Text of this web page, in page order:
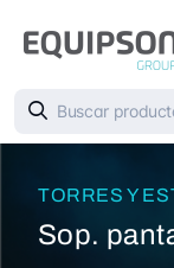
TORRES Y
Sop.